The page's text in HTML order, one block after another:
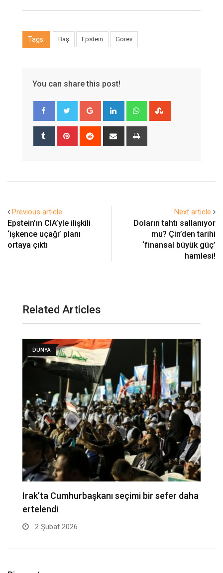
Tags: Baş Epstein Görev
You can share this post!
Google+ LinkedIn Whatsapp
Tumblr Pinterest Reddit
Share
Previous article
Epstein’ın CIA’yle ilişkili
‘işkence uçağı’ planı
ortaya çıktı
Next article
Doların tahtı sallanıyor
mu? Çin’den tarihi
‘finansal büyük güç’
hamlesi!
Related Articles
DÜNYA
Irak’ta Cumhurbaşkanı seçimi bir sefer daha
ertelendi
2 Şubat 2026